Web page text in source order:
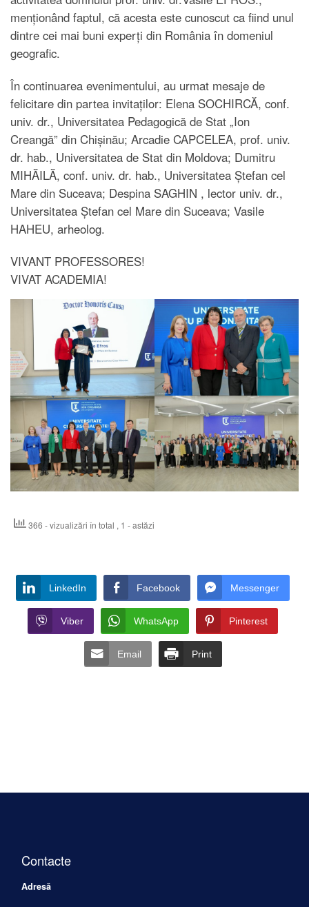
menționând faptul, că acesta este cunoscut ca fiind unul
dintre cei mai buni experți din România în domeniul
geografic.
În continuarea evenimentului, au urmat mesaje de
felicitare din partea invitaților: Elena SOCHIRCĂ, conf.
univ. dr., Universitatea Pedagogică de Stat „Ion
Creangă” din Chișinău; Arcadie CAPCELEA, prof. univ.
dr. hab., Universitatea de Stat din Moldova; Dumitru
MIHĂILĂ, conf. univ. dr. hab., Universitatea Ştefan cel
Mare din Suceava; Despina SAGHIN , lector univ. dr.,
Universitatea Ştefan cel Mare din Suceava; Vasile
HAHEU, arheolog.
VIVANT PROFESSORES!
VIVAT ACADEMIA!
366 - vizualizări în total , 1 - astăzi
LinkedIn Facebook Messenger
Viber WhatsApp Pinterest
Email Print
Contacte
Adresă